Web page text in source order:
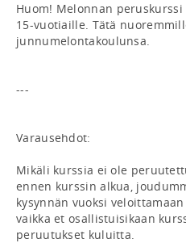
Huom! Melonnan
15-vuotiaille. Tätä
junnumelontakoulunsa.
---
Varausehdot:
Mikäli kurssia ei ole
ennen kurssin alkua,
kysynnän vuoksi
vaikka et osallistuisikaan
peruutukset kuluitta.